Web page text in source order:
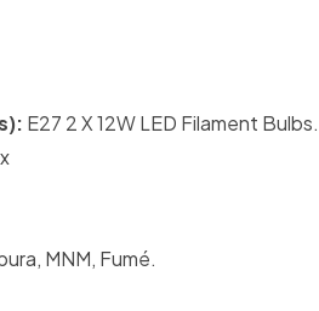
E27 2 X 12W LED Filament Bulbs.
MNM, Fumé.